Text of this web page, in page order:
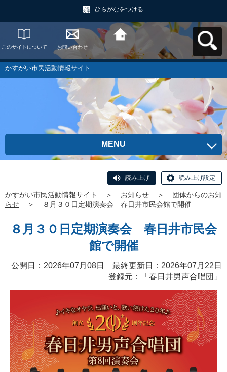
ひらがなをつける
このサイトについて お問い合わせ
かすがい市民活動情
報サイトへ戻る
かすがい市民活動情報サイト
MENU
読み上げ 読み上げ設定
かすがい市民活動情報サイト ＞ お知らせ ＞
団体からのお知
らせ
＞ ８月３０日定期演奏会 春日井市民会館で開催
８月３０日定期演奏会 春日井市民会
館で開催
公開日：2026年07月08日 最終更新日：2026年07月22日
登録元：「 春日井男声合唱団 」